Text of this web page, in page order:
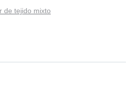
de tejido mixto